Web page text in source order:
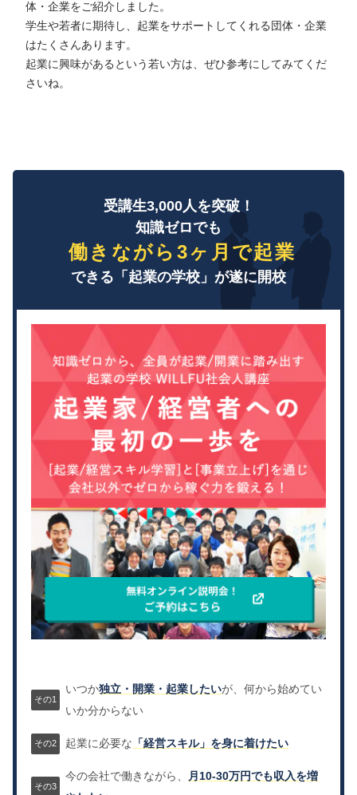
体・企業をご紹介しました。
学生や若者に期待し、起業をサポートしてくれる団体・企業
はたくさんあります。
起業に興味があるという若い方は、ぜひ参考にしてみてくだ
さいね。
受講生3,000人を突破！
知識ゼロでも
働きながら3ヶ月で起業
できる「起業の学校」が遂に開校
いつか独立・開業・起業したいが、何から始めてい
いか分からない
起業に必要な 「経営スキル」を身に着けたい
今の会社で働きながら、
月10-30万円でも収入を増